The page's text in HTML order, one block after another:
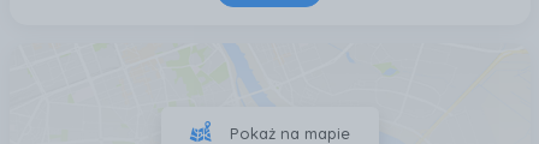
Pokaż na mapie